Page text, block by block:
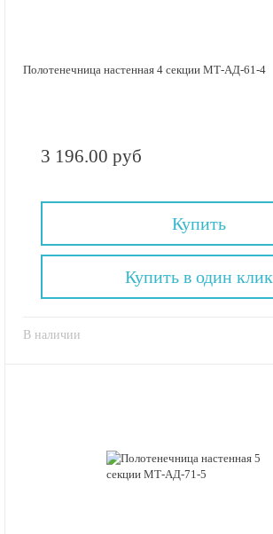
Полотенечница настенная 4 секции МТ-АД-61-4
3 196.00 руб
Купить
В наличии
Купить в один клик